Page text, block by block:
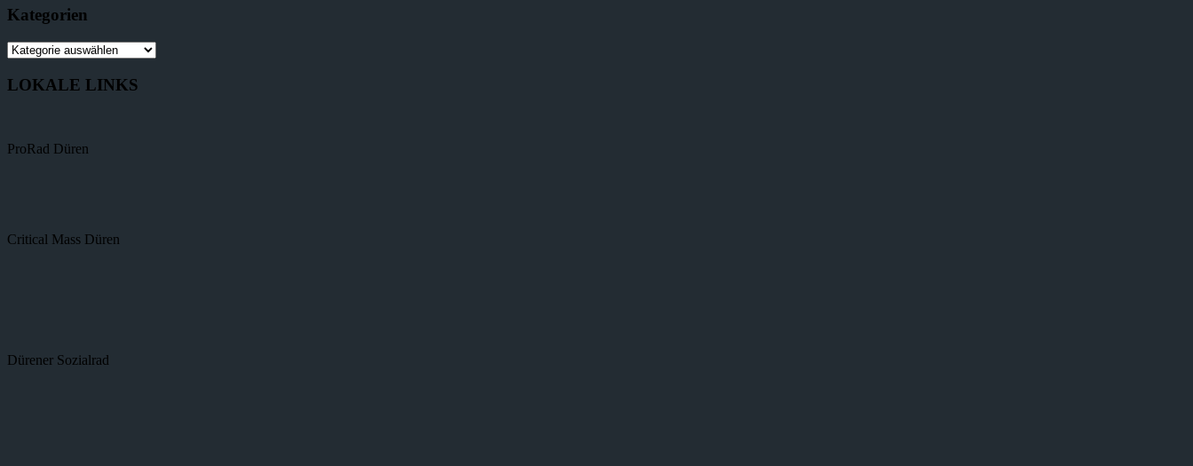
Kategorien
LOKALE LINKS
ProRad Düren
Critical Mass Düren
Dürener Sozialrad